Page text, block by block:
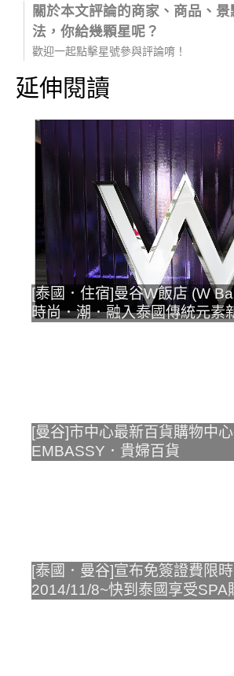
關於本文評論的商家、商品、
法，你給幾顆星呢？
歡迎一起點擊星號參與評論唷！
延伸閱讀
[泰國．住宿]曼谷W飯店 (W
時尚．潮．融入泰國傳統元素
[曼谷]市中心最新百貨購物中
EMBASSY．貴婦百貨
[泰國．曼谷]宣布免簽證費限
2014/11/8~快到泰國享受SPA